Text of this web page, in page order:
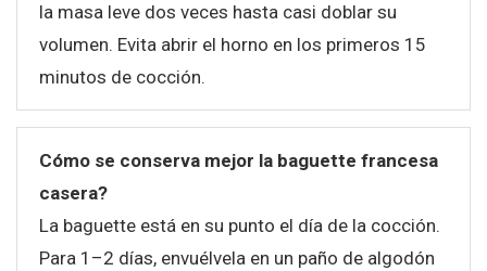
la masa leve dos veces hasta casi doblar su
volumen. Evita abrir el horno en los primeros 15
minutos de cocción.
Cómo se conserva mejor la baguette francesa
casera?
La baguette está en su punto el día de la cocción.
Para 1–2 días, envuélvela en un paño de algodón